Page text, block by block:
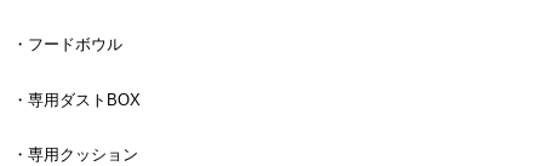
・フードボウル
・専用ダストBOX
・専用クッション